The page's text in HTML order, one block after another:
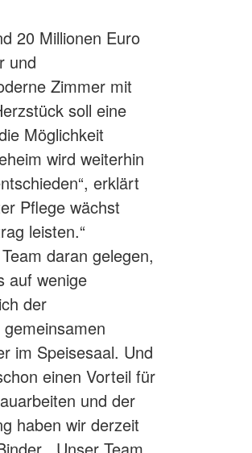
20 Millionen Euro
und
Zimmer mit
soll eine
Möglichkeit
wird weiterhin
erklärt
Pflege wächst
leisten.“
daran gelegen,
auf wenige
der
im Speisesaal. Und
einen Vorteil für
und der
haben wir derzeit